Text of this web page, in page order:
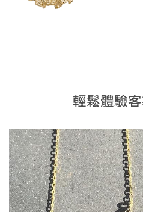
輕鬆體驗